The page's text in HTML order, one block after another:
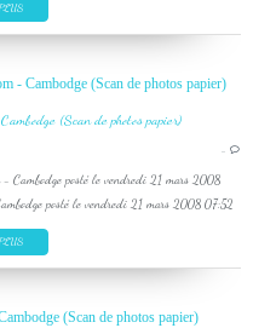
- Cambodge (Scan de photos papier)
…
Cambodge posté le vendredi 21 mars 2008
posté le vendredi 21 mars 2008 07:52
(Scan de photos papier)